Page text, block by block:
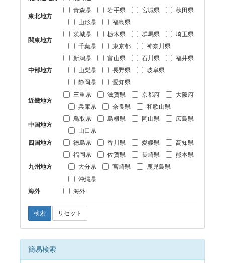
東北地方
青森県 岩手県 宮城県
秋田県
山形県
福島県
関東地方
茨城県 栃木県 群馬県
埼玉県
千葉県
東京都 神奈川県
中部地方
新潟県 富山県 石川県
福井県
山梨県
長野県
岐阜県
静岡県
愛知県
近畿地方
三重県 滋賀県 京都府
大阪府
兵庫県
奈良県 和歌山県
中国地方
鳥取県 島根県 岡山県
広島県
山口県
四国地方
徳島県 香川県 愛媛県 高知県
九州地方
福岡県 佐賀県 長崎県
熊本県
大分県
宮崎県
鹿児島県
沖縄県
海外
海外
検索 リセット
簡易検索